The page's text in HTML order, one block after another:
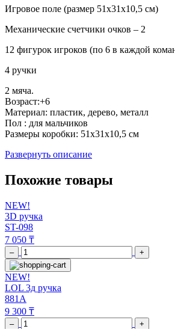
Игровое поле (размер 51x31x10,5 см)
Механические счетчики очков – 2
12 фигурок игроков (по 6 в каждой
4 ручки
2 мяча.
Возраст:+6
Материал: пластик, дерево, металл
Пол : для мальчиков
Размеры коробки: 51x31x10,5 см
Развернуть описание
Похожие товары
NEW!
3D ручка
ST-098
7 050 ₸
– +
NEW!
LOL 3д ручка
881A
9 300 ₸
– +